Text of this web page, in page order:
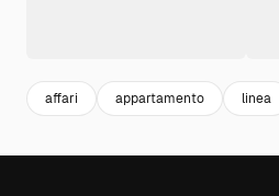
affari appartamento linea